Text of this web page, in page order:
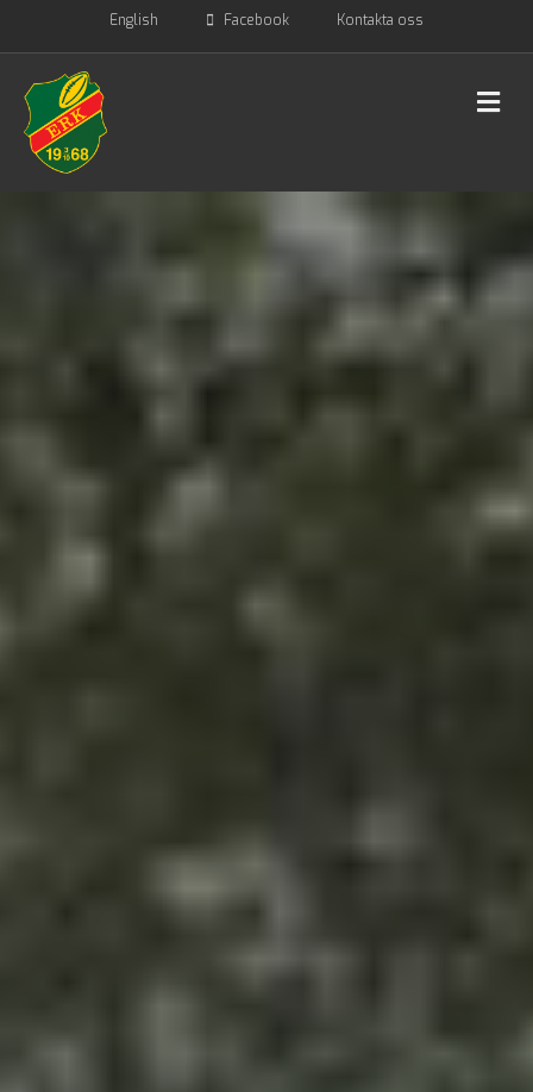
English Facebook Kontakta oss